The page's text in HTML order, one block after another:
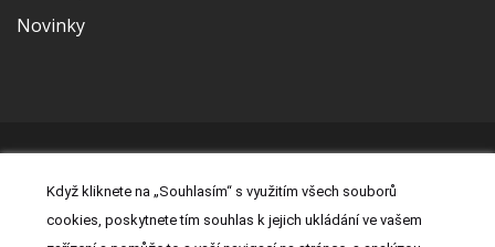
Novinky
Právní prohlášení|Prohlášení o cookies|Nastavení cookies
Kontakt|Zásady zpracování osobních údajů
Když kliknete na „Souhlasím“ s využitím všech souborů
cookies, poskytnete tím souhlas k jejich ukládání ve vašem